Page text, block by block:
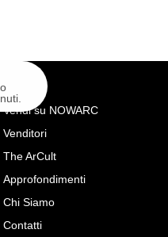
Info su
Arcangelo,
del XVII
Vendi su NOWARC
Venditori
The ArCult
Approfondimenti
Chi Siamo
Contatti